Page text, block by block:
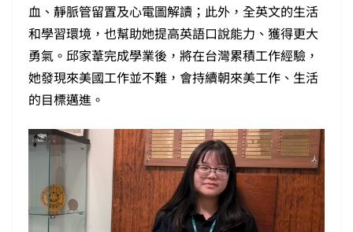
血、靜脈管留置及心電圖解讀；此外，全英文的生活
和學習環境，也幫助她提高英語口說能力、獲得更大
勇氣。邱家葦完成學業後，將在台灣累積工作經驗，
她發現來美國工作並不難，會持續朝來美工作、生活
的目標邁進。